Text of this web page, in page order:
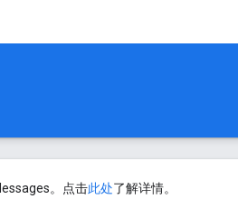
。点击此处了解详情。